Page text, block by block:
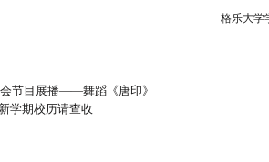
格乐大学
节目展播——舞蹈《唐印》
学期校历请查收